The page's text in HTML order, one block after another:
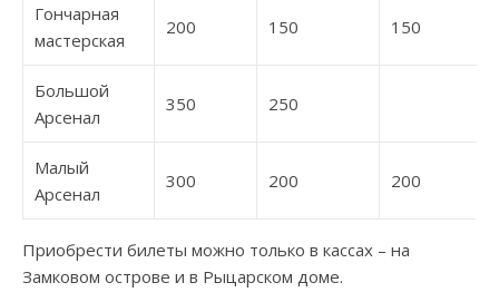
Гончарная
мастерская
200 150 150
Большой
Арсенал
350 250
Малый
Арсенал
300 200 200
Приобрести билеты можно только в кассах – на
Замковом острове и в Рыцарском доме.